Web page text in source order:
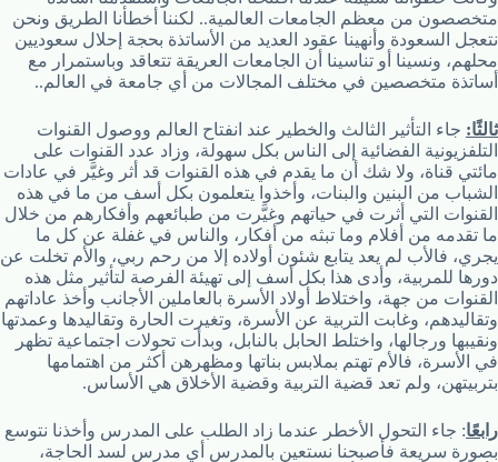
متخصصون من معظم الجامعات العالمية.. لكننا أخطأنا الطريق ونحن
نتعجل السعودة وأنهينا عقود العديد من الأساتذة بحجة إحلال سعوديين
محلهم، ونسينا أو تناسينا أن الجامعات العريقة تتعاقد وباستمرار مع
أساتذة متخصصين في مختلف المجالات من أي جامعة في العالم..
ثالثًا: جاء التأثير الثالث والخطير عند انفتاح العالم ووصول القنوات
التلفزيونية الفضائية إلى الناس بكل سهولة، وزاد عدد القنوات على
مائتي قناة، ولا شك أن ما يقدم في هذه القنوات قد أثر وغيَّر في عادات
الشباب من البنين والبنات، وأخذوا يتعلمون بكل أسف من ما في هذه
القنوات التي أثرت في حياتهم وغيَّرت من طبائعهم وأفكارهم من خلال
ما تقدمه من أفلام وما تبثه من أفكار، والناس في غفلة عن كل ما
يجري، فالأب لم يعد يتابع شئون أولاده إلا من رحم ربي، والأم تخلت عن
دورها للمربية، وأدى هذا بكل أسف إلى تهيئة الفرصة لتأثير مثل هذه
القنوات من جهة، واختلاط أولاد الأسرة بالعاملين الأجانب وأخذ عاداتهم
وتقاليدهم، وغابت التربية عن الأسرة، وتغيرت الحارة وتقاليدها وعمدتها
ونقيبها ورجالها، واختلط الحابل بالنابل، وبدأت تحولات اجتماعية تظهر
في الأسرة، فالأم تهتم بملابس بناتها ومظهرهن أكثر من اهتمامها
بتربيتهن، ولم تعد قضية التربية وقضية الأخلاق هي الأساس.
رابعًا: جاء التحول الأخطر عندما زاد الطلب على المدرس وأخذنا نتوسع
بصورة سريعة فأصبحنا نستعين بالمدرس أي مدرس لسد الحاجة،